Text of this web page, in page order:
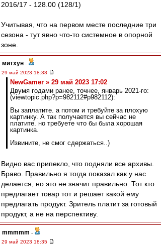
2016/17 - 128.00 (128/1)
Учитывая, что на первом месте последние три
сезона - тут явно что-то системное в опорной
зоне.
митхун -
29 май 2023 18:38
NewGamer » 29 май 2023 17:02
Двумя годами ранее, точнее, январь 2021-го:
(viewtopic.php?p=982112#p982112):
Вы заплатите. а потом и требуйте за плохую
картинку. А так получается вы сейчас не
платите. но требуете что бы была хорошая
картинка.
Извините, не смог сдержаться..)
Видно вас припекло, что подняли все архивы.
Браво. Правильно я тогда показал как у нас
делается, но это не значит правильно. Тот кто
предлагает товар тот и решает какой ему
предлагать продукт. Зритель платит за готовый
продукт, а не на перспективу.
mmmmm -
29 май 2023 18:35